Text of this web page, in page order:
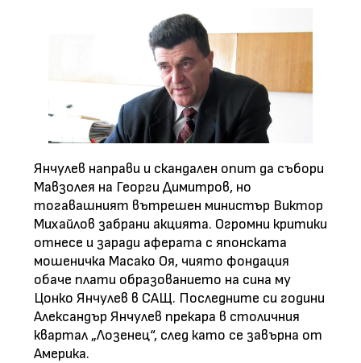
Янчулев направи и скандален опит да събори
Мавзолея на Георги Димитров, но
тогавашният вътрешен министър Виктор
Михайлов забрани акцията. Огромни критики
отнесе и заради аферата с японската
мошеничка Масако Оя, чиято фондация
обаче плати образованието на сина му
Цонко Янчулев в САЩ. Последните си години
Александър Янчулев прекара в столичния
квартал „Лозенец“, след като се завърна от
Америка.